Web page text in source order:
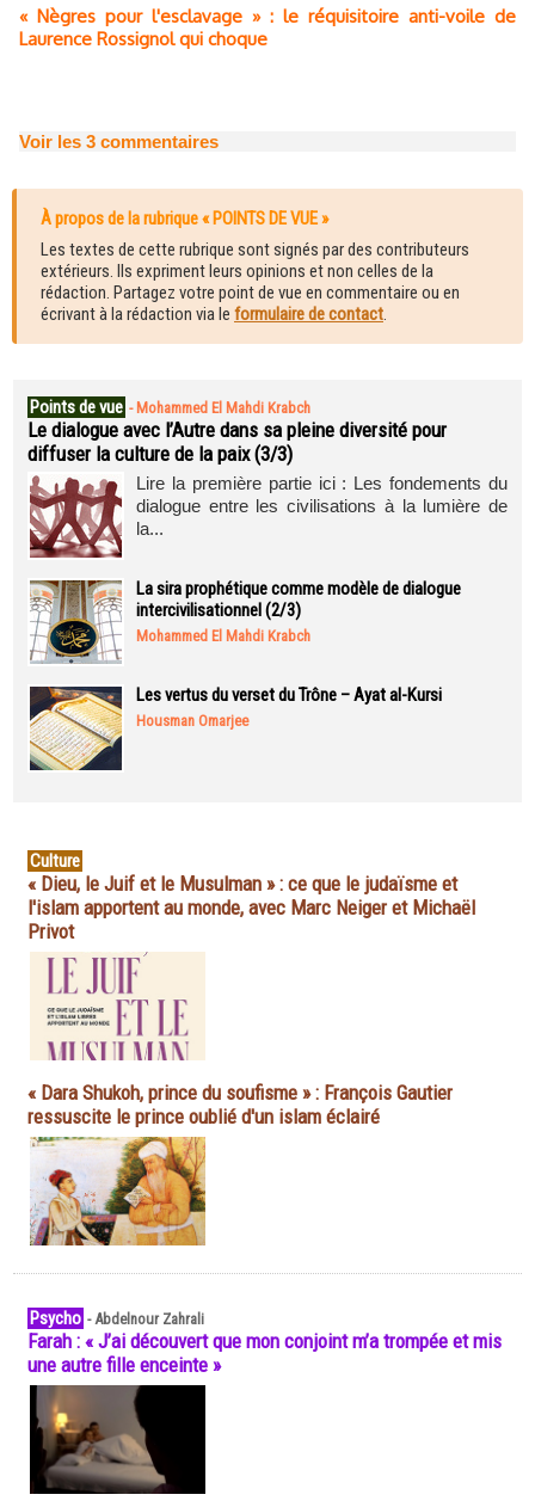
« Nègres pour l'esclavage » : le réquisitoire anti-voile de
Laurence Rossignol qui choque
Voir les 3 commentaires
À propos de la rubrique « POINTS DE VUE »
Les textes de cette rubrique sont signés par des contributeurs
extérieurs. Ils expriment leurs opinions et non celles de la
rédaction. Partagez votre point de vue en commentaire ou en
écrivant à la rédaction via le formulaire de contact.
Points de vue - Mohammed El Mahdi Krabch
Le dialogue avec l’Autre dans sa pleine diversité pour
diffuser la culture de la paix (3/3)
Lire la première partie ici : Les fondements du
dialogue entre les civilisations à la lumière de
la...
La sira prophétique comme modèle de dialogue
intercivilisationnel (2/3)
Mohammed El Mahdi Krabch
Les vertus du verset du Trône – Ayat al-Kursi
Housman Omarjee
Culture
« Dieu, le Juif et le Musulman » : ce que le judaïsme et
l'islam apportent au monde, avec Marc Neiger et Michaël
Privot
« Dara Shukoh, prince du soufisme » : François Gautier
ressuscite le prince oublié d'un islam éclairé
Psycho -Abdelnour Zahrali
Farah : « J’ai découvert que mon conjoint m’a trompée et mis
une autre fille enceinte »